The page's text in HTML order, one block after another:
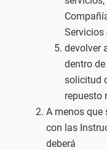
Servicios
devolver
dentro
solicitud
repuesto
A menos que
con las
deberá